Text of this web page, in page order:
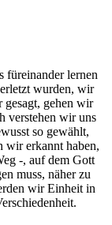
füreinander lernen
wurden, wir
gesagt, gehen wir
verstehen wir uns
so gewählt,
wir erkannt haben,
-, auf dem Gott
muss, näher zu
wir Einheit in